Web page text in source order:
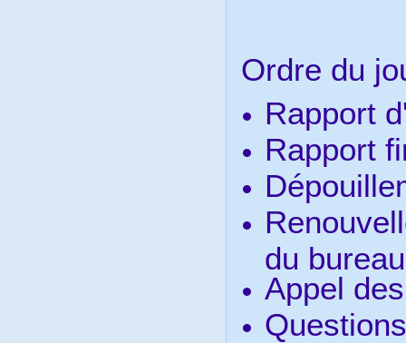
Ordre du
Rapport
Rapport
du bureau
Appel